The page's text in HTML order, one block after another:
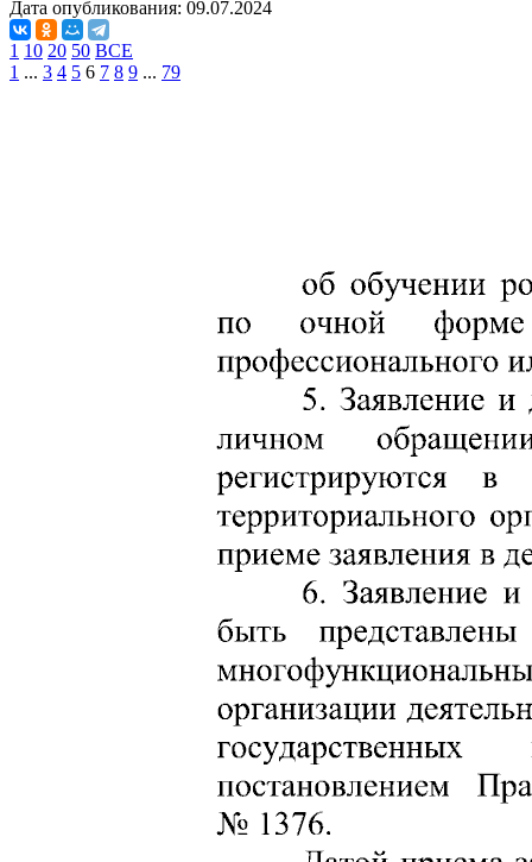
Дата опубликования: 09.07.2024
1 10 20 50 ВСЕ
1 ... 3 4 5 6 7 8 9 ... 79